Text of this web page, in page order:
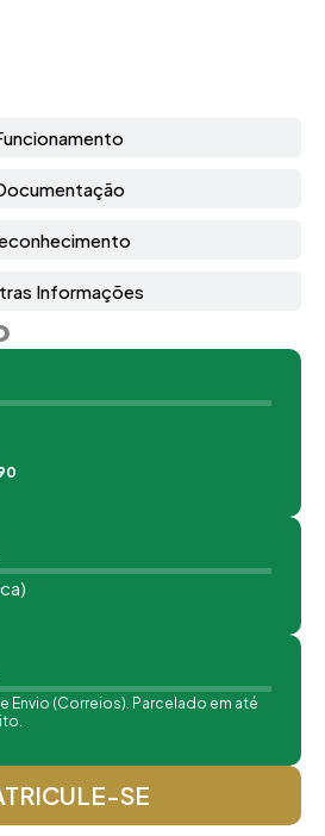
Informações
Envio (Correios). Parcelado em até
SE